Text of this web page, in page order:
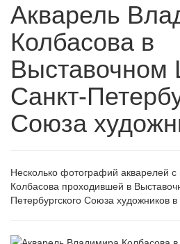
Акварель
Колбасова в
Выставочном
Санкт-
Союза
Несколько фотографий акварелей
Колбасова проходившей в
Петербургского Союза художников